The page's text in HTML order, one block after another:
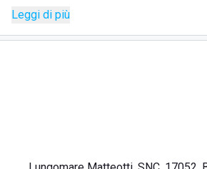
al mare.
La struttura offre uno spazio ordinato
Leggi di più